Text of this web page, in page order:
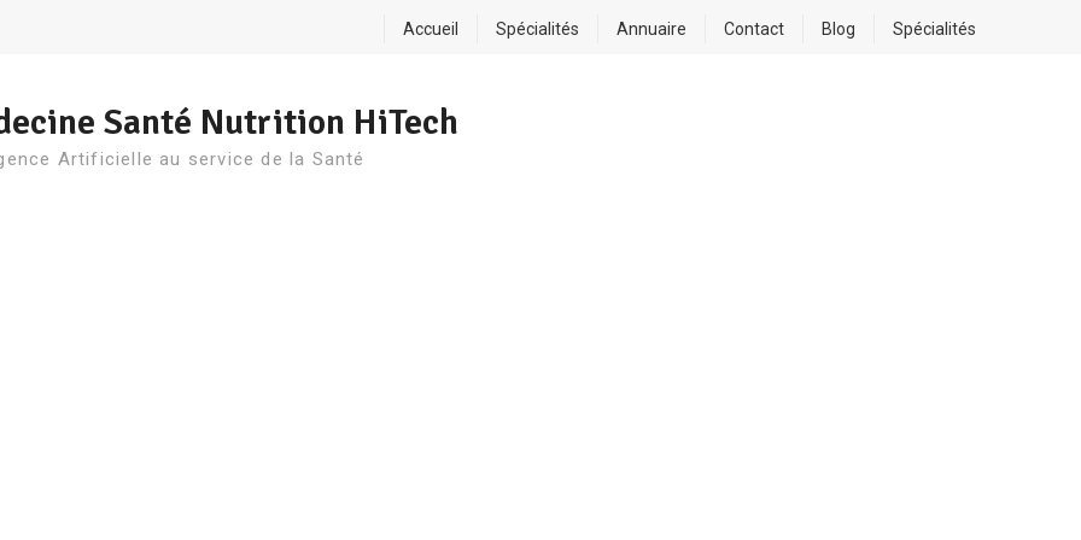
Accueil Spécialités Annuaire Contact Blog Spécialités
Santé Nutrition HiTech
Artificielle au service de la Santé